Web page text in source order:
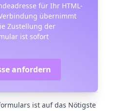
für Ihr HTML-
übernimmt
Zustellung der
ist sofort
anfordern
ist auf das Nötigste